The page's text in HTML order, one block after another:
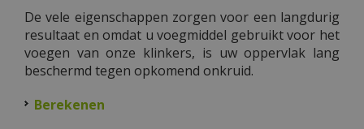
De vele eigenschappen zorgen voor een langdurig
resultaat en omdat u voegmiddel gebruikt voor het
voegen van onze klinkers, is uw oppervlak lang
beschermd tegen opkomend onkruid.
Berekenen